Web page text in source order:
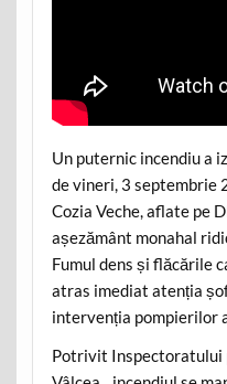
Un puternic incendiu a
de vineri, 3 septembrie
Cozia Veche, aflate pe
așezământ monahal
Fumul dens și flăcările
atras imediat atenția
intervenția pompierilor
Potrivit Inspectoratului